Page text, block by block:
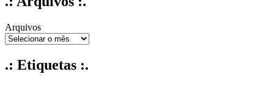
Arquivos
.: Etiquetas :.